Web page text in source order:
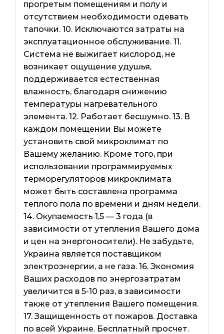
прогретым помещениям и полу и
отсутствием необходимости одевать
тапочки. 10. Исключаются затраты на
эксплуатационное обслуживание. 11.
Система не выжигает кислород, не
возникает ощущение удушья,
поддерживается естественная
влажность, благодаря снижению
температуры нагревательного
элемента. 12. Работает бесшумно. 13. В
каждом помещении Вы можете
установить свой микроклимат по
Вашему желанию. Кроме того, при
использовании программируемых
терморегуляторов микроклимата
может быть составлена ​​программа
теплого пола по времени и дням недели.
14. Окупаемость 1,5 — 3 года (в
зависимости от утепления Вашего дома
и цен на энергоносители). Не забудьте,
Украина является поставщиком
электроэнергии, а не газа. 16. Экономия
Ваших расходов по энергозатратам
увеличится в 5-10 раз, в зависимости
также от утепления Вашего помещения.
17. Защищенность от пожаров. Доставка
по всей Украине. Бесплатный просчет.